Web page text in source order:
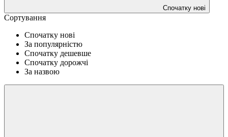
Спочатку нові
Сортування
Спочатку нові
За популярністю
Спочатку дешевше
Спочатку дорожчі
За назвою